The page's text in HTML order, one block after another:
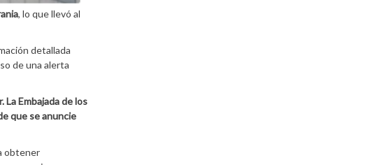
, lo que llevó al
detallada
de una alerta
La Embajada de los
que se anuncie
obtener